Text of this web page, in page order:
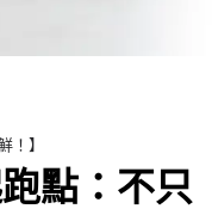
！】
點：不只